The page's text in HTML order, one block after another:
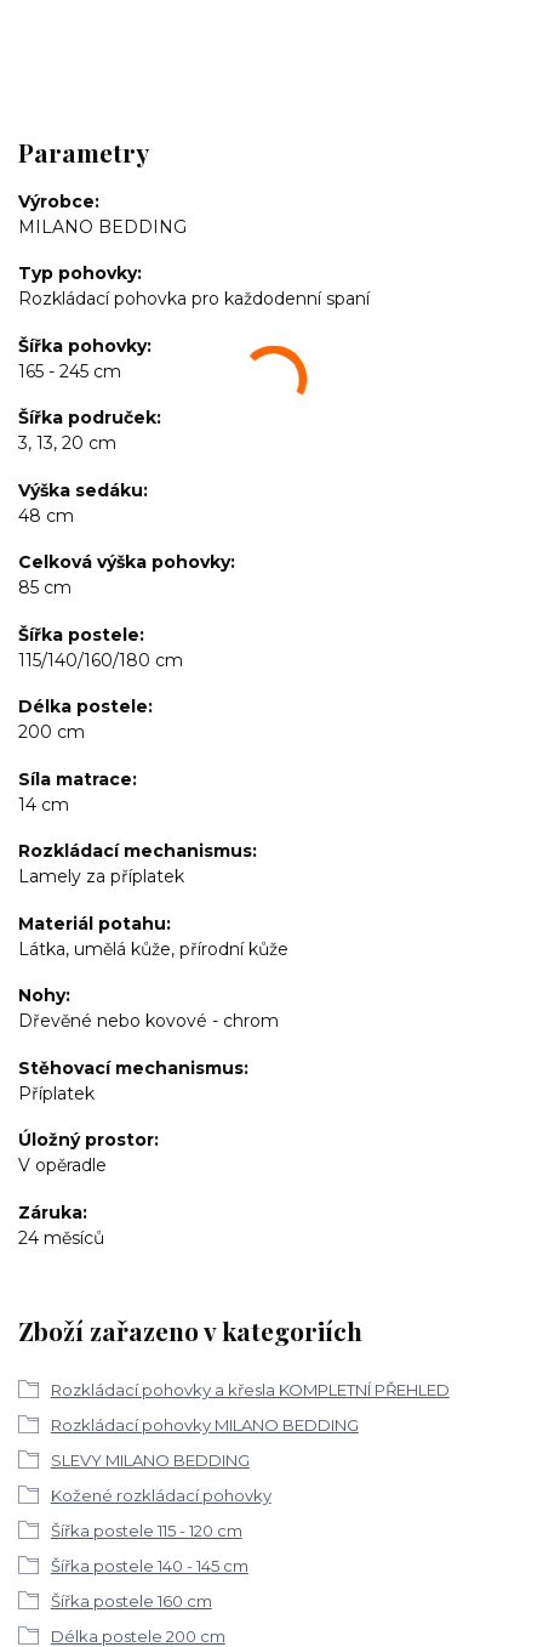
Parametry
Výrobce
MILANO BEDDING
Typ pohovky
Rozkládací pohovka pro každodenní spaní
Šířka pohovky
165 - 245 cm
Šířka područek
3, 13, 20 cm
Výška sedáku
48 cm
Celková výška pohovky
85 cm
Šířka postele
115/140/160/180 cm
Délka postele
200 cm
Síla matrace
14 cm
Rozkládací mechanismus
Lamely za příplatek
Materiál potahu
Látka, umělá kůže, přírodní kůže
Nohy
Dřevěné nebo kovové - chrom
Stěhovací mechanismus
Příplatek
Úložný prostor
V opěradle
Záruka
24 měsíců
Zboží zařazeno v kategoriích
Rozkládací pohovky a křesla KOMPLETNÍ PŘEHLED
Rozkládací pohovky MILANO BEDDING
SLEVY MILANO BEDDING
Kožené rozkládací pohovky
Šířka postele 115 - 120 cm
Šířka postele 140 - 145 cm
Šířka postele 160 cm
Délka postele 200 cm